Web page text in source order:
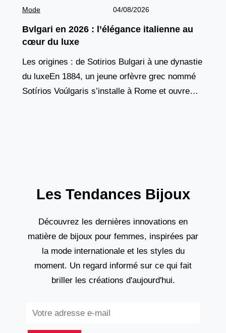
Mode 04/08/2026
Bvlgari en 2026 : l’élégance italienne au
cœur du luxe
Les origines : de Sotirios Bulgari à une dynastie
du luxeEn 1884, un jeune orfèvre grec nommé
Sotírios Voúlgaris s’installe à Rome et ouvre
Les Tendances Bijoux
Découvrez les dernières innovations en
matière de bijoux pour femmes, inspirées par
la mode internationale et les styles du
moment. Un regard informé sur ce qui fait
briller les créations d'aujourd'hui.